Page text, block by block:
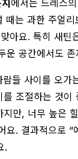
에서는 드레스
때는 과한 주얼
아요. 특히 새틴
운 공간에서도
람들 사이를 오가
조절하는 것이
만, 너무 높은
요. 결과적으로 “
.